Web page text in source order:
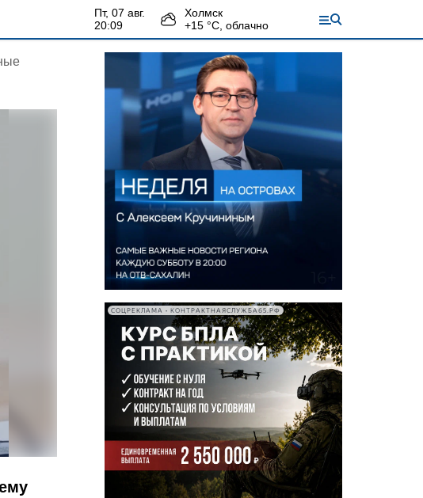
пт, 07 авг.
20:09
Холмск
+15 °С, облачно
СОЦРЕКЛАМА • КОНТРАКТНАЯСЛУЖБА65.РФ